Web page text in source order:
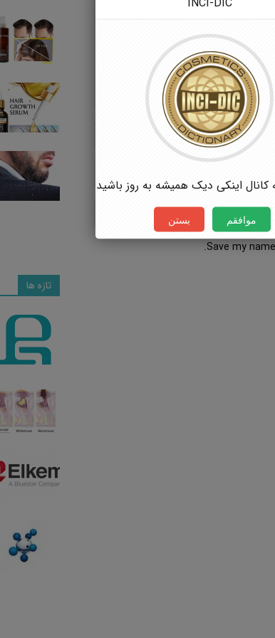
Save my
تازه ها
کانال اینکی دیک همیشه به روز باشید
موافقم بستن